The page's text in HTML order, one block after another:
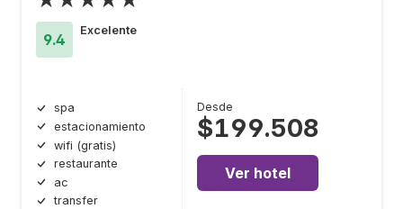
9.4
Excelente
spa
estacionamiento
wifi (gratis)
restaurante
ac
transfer
Desde
$199.508
Ver hotel